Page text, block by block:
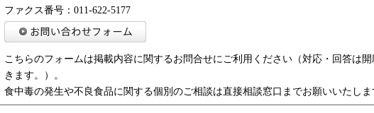
ファクス番号：011-622-5177
こちらのフォームは掲載内容に関するお問合せにご利用ください（対応・回答は
きます。）。
食中毒の発生や不良食品に関する個別のご相談は直接相談窓口までお願いいたしま